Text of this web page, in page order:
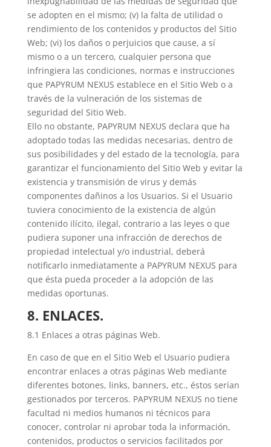
se adopten en el mismo; (v) la falta de utilidad o
rendimiento de los contenidos y productos del Sitio
Web; (vi) los daños o perjuicios que cause, a sí
mismo o a un tercero, cualquier persona que
infringiera las condiciones, normas e instrucciones
que PAPYRUM NEXUS establece en el Sitio Web o a
través de la vulneración de los sistemas de
seguridad del Sitio Web.
Ello no obstante, PAPYRUM NEXUS declara que ha
adoptado todas las medidas necesarias, dentro de
sus posibilidades y del estado de la tecnología, para
garantizar el funcionamiento del Sitio Web y evitar la
existencia y transmisión de virus y demás
componentes dañinos a los Usuarios. Si el Usuario
tuviera conocimiento de la existencia de algún
contenido ilícito, ilegal, contrario a las leyes o que
pudiera suponer una infracción de derechos de
propiedad intelectual y/o industrial, deberá
notificarlo inmediatamente a PAPYRUM NEXUS para
que ésta pueda proceder a la adopción de las
medidas oportunas.
8. ENLACES.
8.1 Enlaces a otras páginas Web.
En caso de que en el Sitio Web el Usuario pudiera
encontrar enlaces a otras páginas Web mediante
diferentes botones, links, banners, etc., éstos serían
gestionados por terceros. PAPYRUM NEXUS no tiene
facultad ni medios humanos ni técnicos para
conocer, controlar ni aprobar toda la información,
contenidos, productos o servicios facilitados por